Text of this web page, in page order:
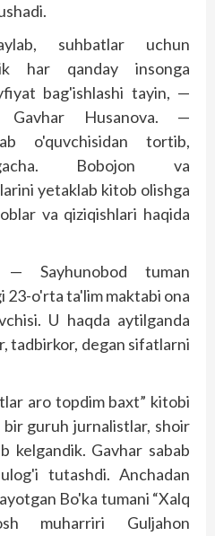
suhbatlar uchun
har qanday insonga
bag'ishlashi tayin, —
Gavhar Husanova. —
o'quvchisidan tortib,
Bobojon va
yetaklab kitob olishga
va qiziqishlari haqida
— Sayhunobod tuman
23-o'rta ta'lim maktabi ona
U haqda aytilganda
tadbirkor, degan sifatlarni
aro topdim baxt” kitobi
guruh jurnalistlar, shoir
kelgandik. Gavhar sabab
tutashdi. Anchadan
Bo'ka tumani “Xalq
muharriri Guljahon